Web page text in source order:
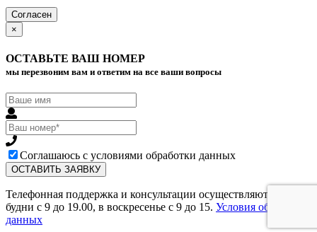
Согласен
×
ОСТАВЬТЕ ВАШ НОМЕР
мы перезвоним вам и ответим на все ваши вопросы
Соглашаюсь с условиями обработки данных
Телефонная поддержка и консультации осуществляются в
будни с 9 до 19.00, в воскресенье с 9 до 15. Условия обработки
данных